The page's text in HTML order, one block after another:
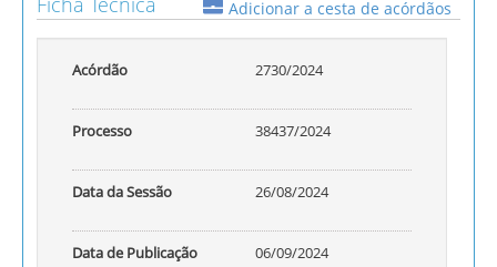
Adicionar a cesta de acórdãos
Acórdão 2730/2024
Processo 38437/2024
Data da Sessão 26/08/2024
Data de Publicação 06/09/2024